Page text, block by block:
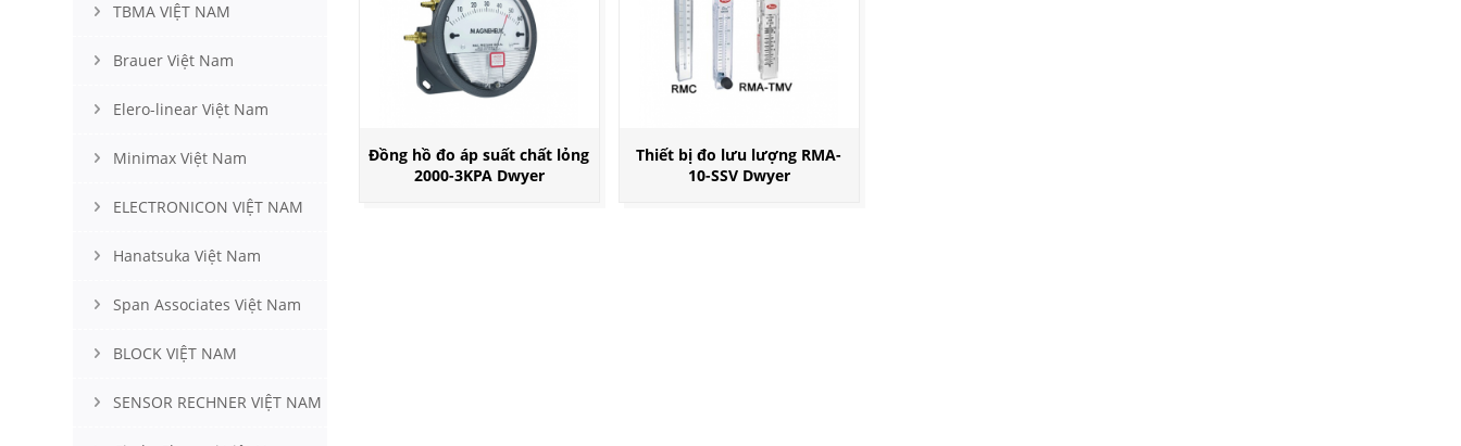
TBMA VIỆT NAM
Brauer Việt Nam
Elero-linear Việt Nam
Minimax Việt Nam
ELECTRONICON VIỆT NAM
Hanatsuka Việt Nam
Span Associates Việt Nam
BLOCK VIỆT NAM
SENSOR RECHNER VIỆT NAM
Đồng hồ đo áp suất chất lỏng
2000-3KPA Dwyer
Thiết bị đo lưu lượng RMA-
10-SSV Dwyer